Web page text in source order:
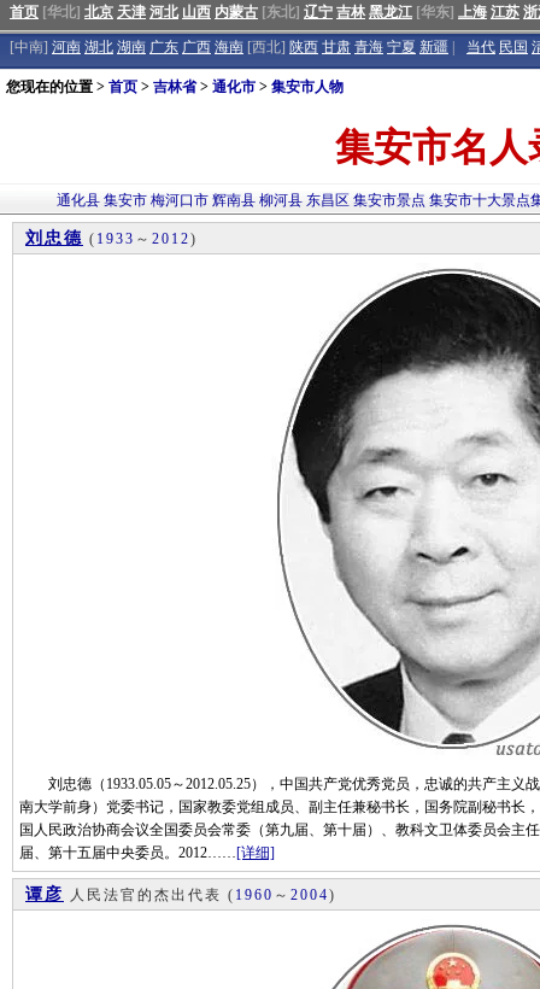
首页 [华北] 北京 天津 河北 山西 内蒙古 [东北] 辽宁 吉林 黑龙江 [华东] 上海 江苏
[中南] 河南 湖北 湖南 广东 广西 海南 [西北] 陕西 甘肃 青海 宁夏 新疆 当代 民国
您现在的位置 > 首页 > 吉林省> 通化市 > 集安市人物
集安市名人
通化县 集安市 梅河口市 辉南县 柳河县 东昌区 集安市景点 集安市十大景点
刘忠德 ( 1933 ～ 2012)
刘忠德（1933.05.05～2012.05.25），中国共产党优秀党员，忠诚的共产主义
南大学前身）党委书记，国家教委党组成员、副主任兼秘书长，国务院副秘书长
国人民政治协商会议全国委员会常委（第九届、第十届）、教科文卫体委员会主
届、第十五届中央委员。2012……[详细]
谭彦 人民法官的杰出代表 ( 1960 ～ 2004)